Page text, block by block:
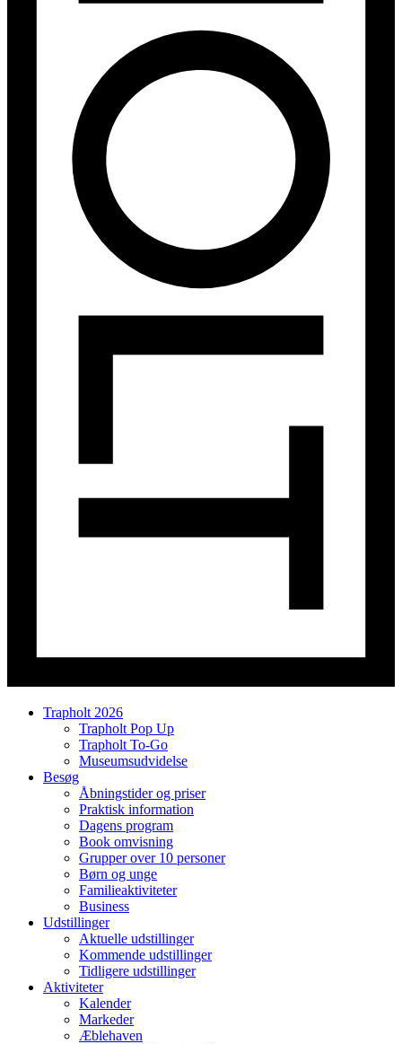
Trapholt 2026
Trapholt Pop Up
Trapholt To-Go
Museumsudvidelse
Besøg
Åbningstider og priser
Praktisk information
Dagens program
Book omvisning
Grupper over 10 personer
Børn og unge
Familieaktiviteter
Business
Udstillinger
Aktuelle udstillinger
Kommende udstillinger
Tidligere udstillinger
Aktiviteter
Kalender
Markeder
Æblehaven